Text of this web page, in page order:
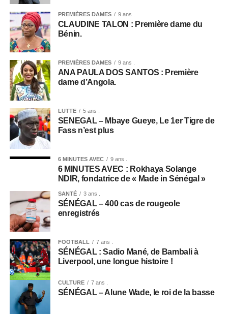
PREMIÈRES DAMES 9 ans .
CLAUDINE TALON : Première dame du
Bénin.
PREMIÈRES DAMES 9 ans .
ANA PAULA DOS SANTOS : Première
dame d’Angola.
LUTTE 5 ans .
SENEGAL – Mbaye Gueye, Le 1er Tigre de
Fass n’est plus
6 MINUTES AVEC 9 ans .
6 MINUTES AVEC : Rokhaya Solange
NDIR, fondatrice de « Made in Sénégal »
SANTÉ 3 ans .
SÉNÉGAL – 400 cas de rougeole
enregistrés
FOOTBALL 7 ans .
SÉNÉGAL : Sadio Mané, de Bambali à
Liverpool, une longue histoire !
CULTURE 7 ans .
SÉNÉGAL – Alune Wade, le roi de la basse